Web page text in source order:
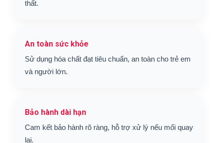
thất.
An toàn sức khỏe
Sử dụng hóa chất đạt tiêu chuẩn, an toàn cho trẻ em
và người lớn.
Bảo hành dài hạn
Cam kết bảo hành rõ ràng, hỗ trợ xử lý nếu mối quay
lại.